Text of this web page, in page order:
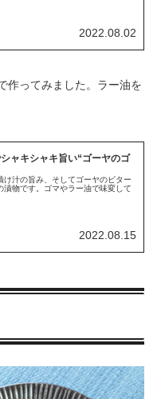
2022.08.02
作ってみました。ラー油を
ャキシャキ旨い“ゴーヤのゴ
け汁の旨み、そしてゴーヤのビター
漬物です。ゴマやラー油で味変して
2022.08.15